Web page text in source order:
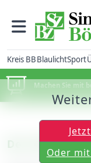
Kreis BBBlaulichtSport
Machen Sie mit
Der CDU-
Oder